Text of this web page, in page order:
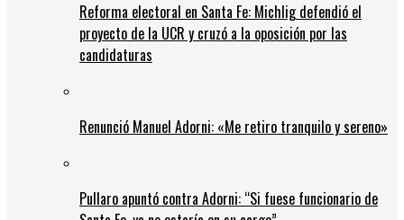
Reforma electoral en Santa Fe: Michlig defendió el
proyecto de la UCR y cruzó a la oposición por las
candidaturas
Renunció Manuel Adorni: «Me retiro tranquilo y sereno»
Pullaro apuntó contra Adorni: “Si fuese funcionario de